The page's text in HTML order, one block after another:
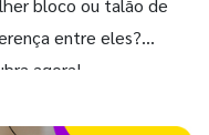
bloco ou talão de
entre eles?
agora!